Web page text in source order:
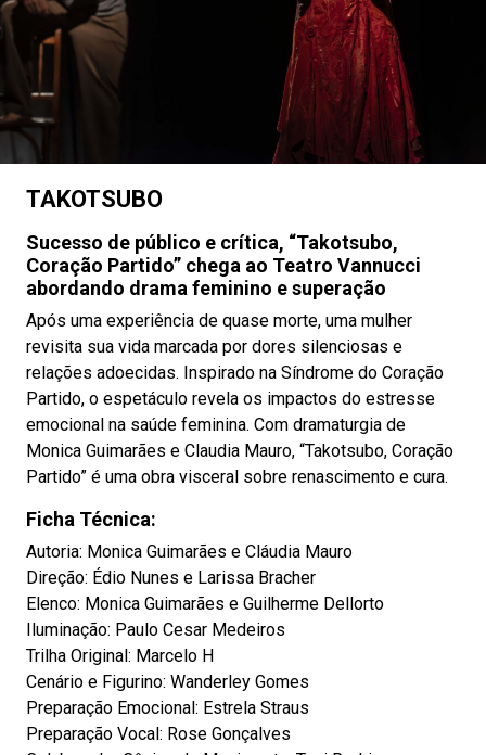
TAKOTSUBO
Sucesso de público e crítica, “Takotsubo,
Coração Partido” chega ao Teatro Vannucci
abordando drama feminino e superação
Após uma experiência de quase morte, uma mulher
revisita sua vida marcada por dores silenciosas e
relações adoecidas. Inspirado na Síndrome do Coração
Partido, o espetáculo revela os impactos do estresse
emocional na saúde feminina. Com dramaturgia de
Monica Guimarães e Claudia Mauro, “Takotsubo, Coração
Partido” é uma obra visceral sobre renascimento e cura.
Ficha Técnica:
Autoria: Monica Guimarães e Cláudia Mauro
Direção: Édio Nunes e Larissa Bracher
Elenco: Monica Guimarães e Guilherme Dellorto
Iluminação: Paulo Cesar Medeiros
Trilha Original: Marcelo H
Cenário e Figurino: Wanderley Gomes
Preparação Emocional: Estrela Straus
Preparação Vocal: Rose Gonçalves